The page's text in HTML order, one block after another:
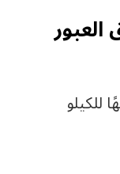
12.5 : 27.5 جنيهًا للكيلو